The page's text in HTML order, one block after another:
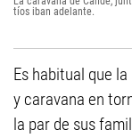
tíos iban adelante.
Es habitual que
y caravana en
la par de sus